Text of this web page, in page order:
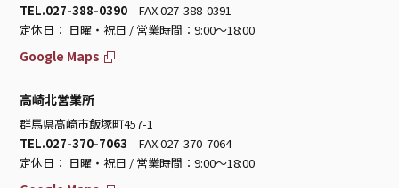
TEL.027-388-0390 FAX.027-388-0391
定休日： 日曜・祝日 / 営業時間：9:00～18:00
Google Maps
高崎北営業所
群馬県高崎市飯塚町457-1
TEL.027-370-7063 FAX.027-370-7064
定休日： 日曜・祝日 / 営業時間：9:00～18:00